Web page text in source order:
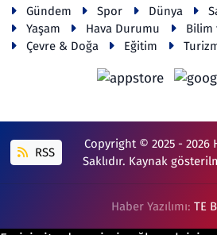
Gündem Spor Dünya
Yaşam
Hava Durumu
Bilim
Çevre & Doğa
Eğitim
RSS
Copyright © 2025 - 2026
Saklıdır. Kaynak
Haber Yazılımı: TE